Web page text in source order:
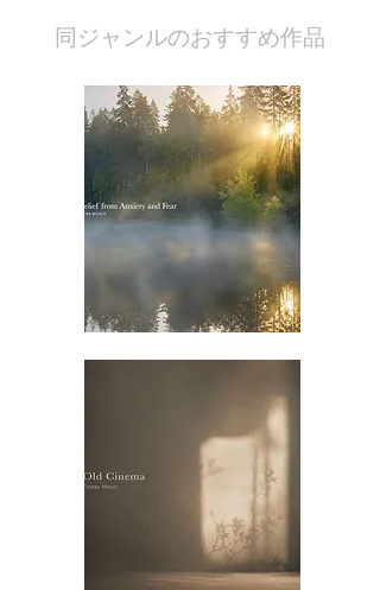
​同ジャンルのおすすめ作品